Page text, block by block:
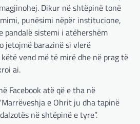
Dikur në shtëpinë tonë
punësimi nëpër institucione,
sistemi i atëhershëm
jetojmë barazinë si vlerë
vend më të mirë dhe në prag të
ai.
Facebook atë që e tha në
e Ohrit ju dha tapinë
në shtëpinë e tyre”.